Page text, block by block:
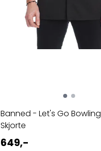
Banned - Let's Go Bowling
Skjorte
649,-